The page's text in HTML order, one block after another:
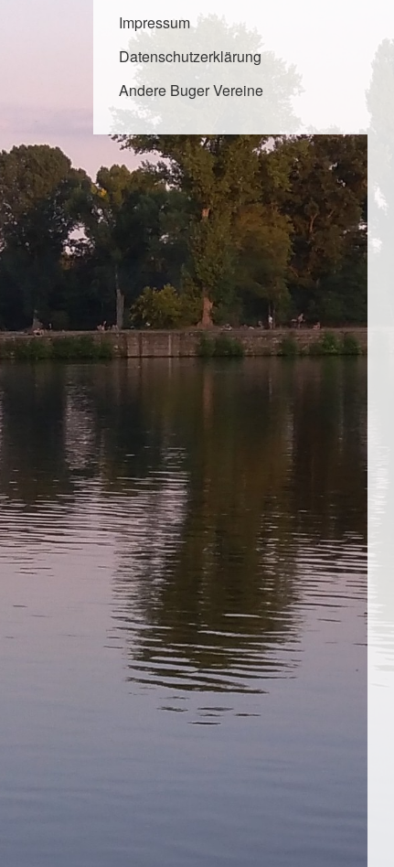
Impressum
Datenschutzerklärung
Andere Buger Vereine